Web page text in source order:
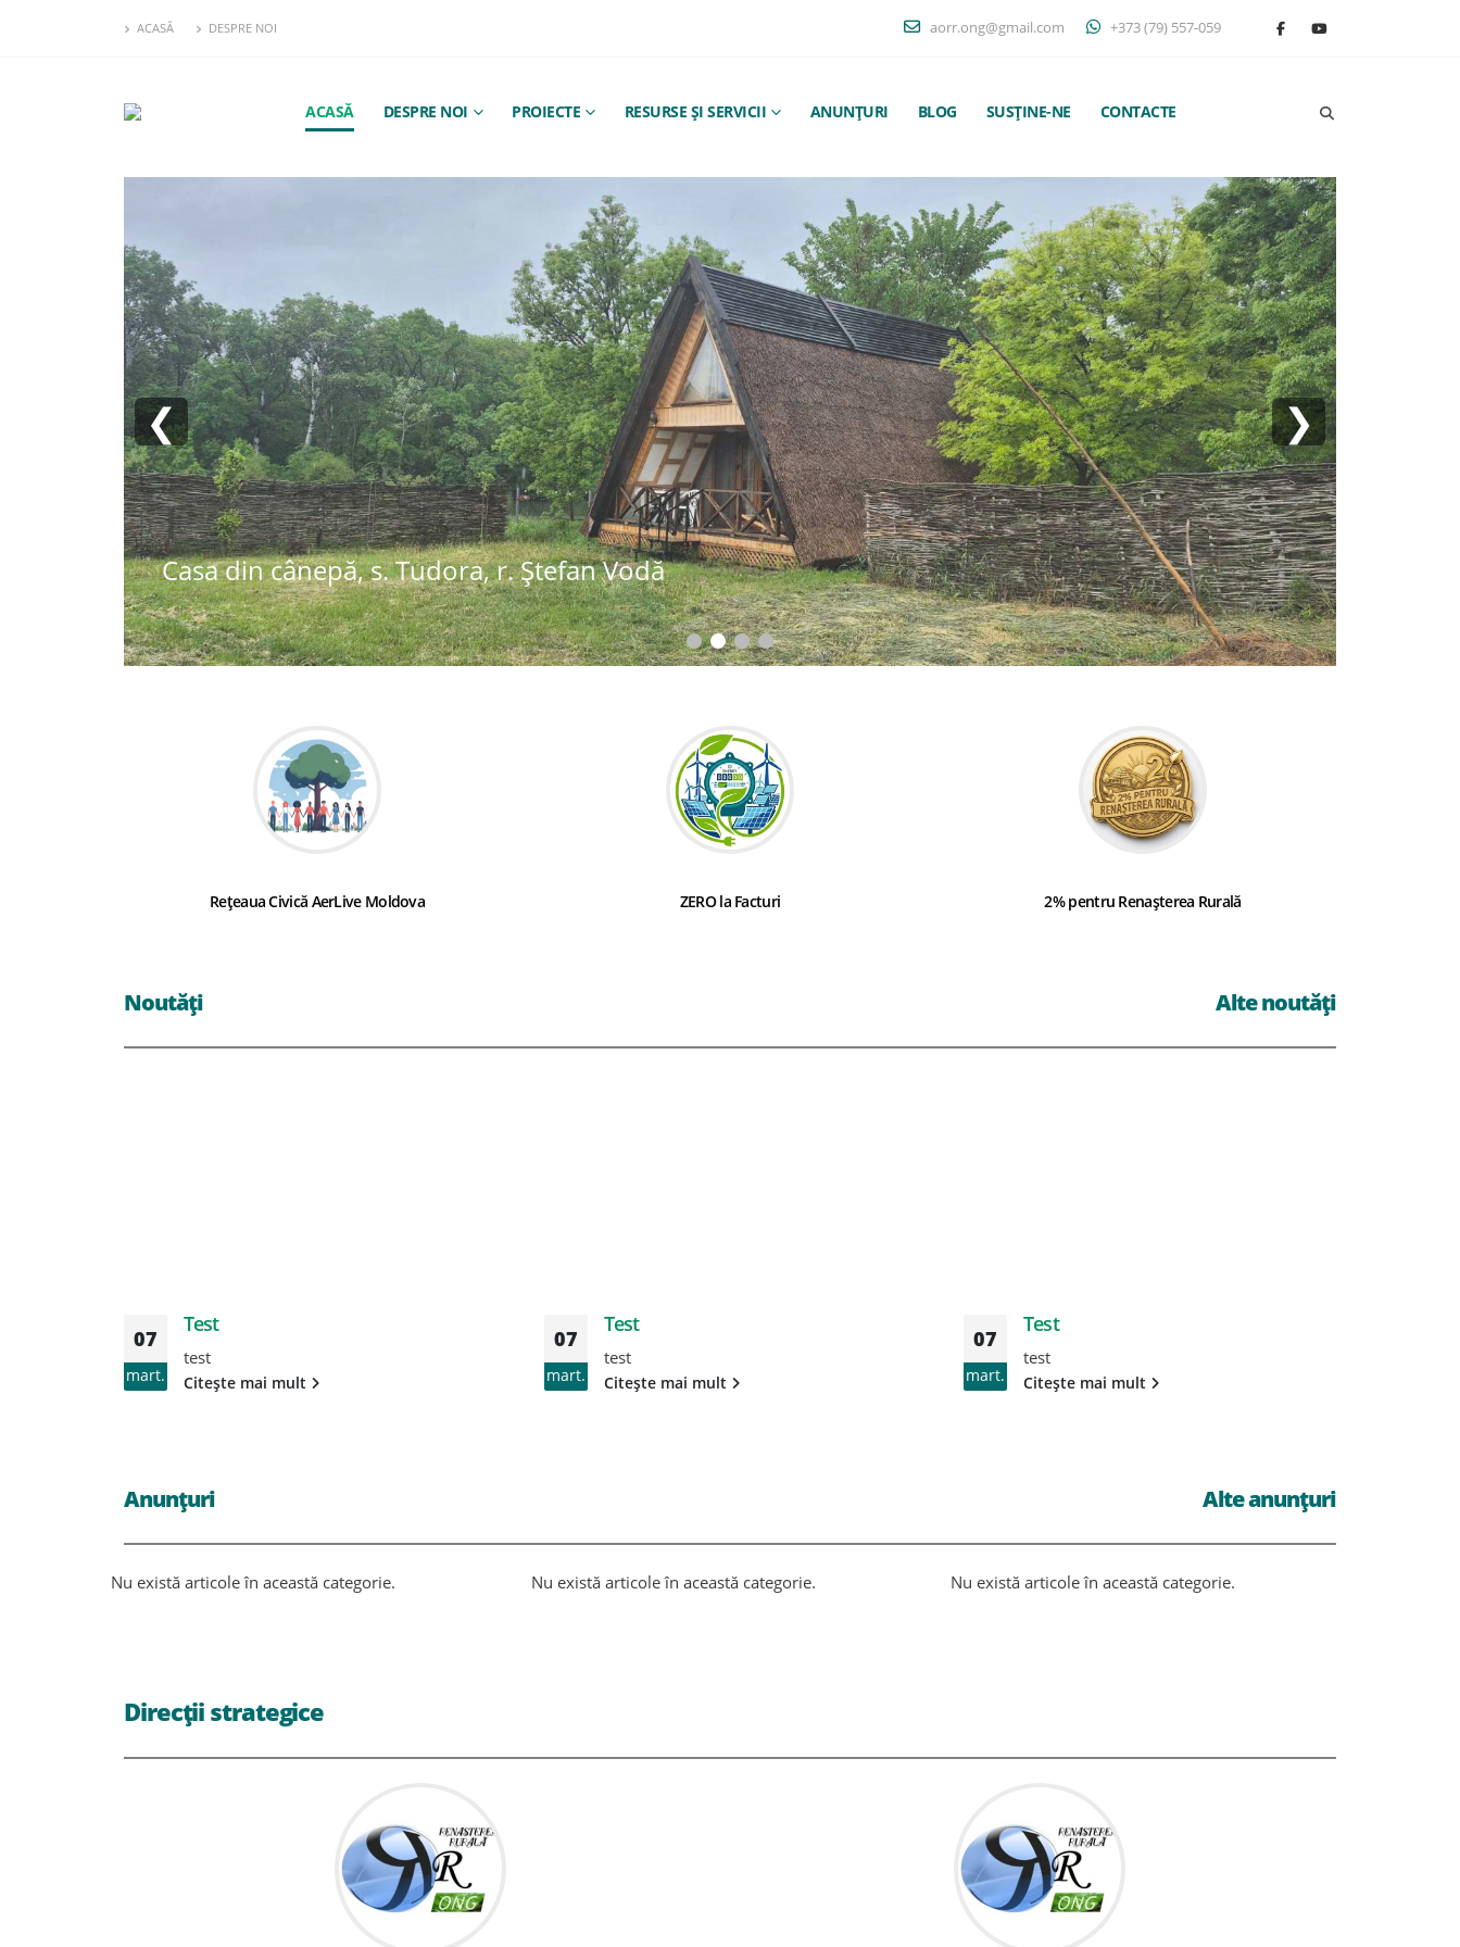
ACASĂ DESPRE NOI aorr.ong@gmail.com +373 (79) 557-059
ACASĂ DESPRE NOI PROIECTE RESURSE ȘI SERVICII ANUNȚURI BLOG SUSȚINE-NE CONTACTE
Casa din cânepă, s. Tudora, r. Ștefan Vodă
❮ ❯
Rețeaua Civică AerLive Moldova ZERO la Facturi 2% pentru Renașterea Rurală
Noutăți Alte noutăți
07
mart.
Test
test
Citește mai mult
07
mart.
Test
test
Citește mai mult
07
mart.
Test
test
Citește mai mult
Anunțuri Alte anunțuri
Nu există articole în această categorie. Nu există articole în această categorie. Nu există articole în această categorie.
Direcții strategice